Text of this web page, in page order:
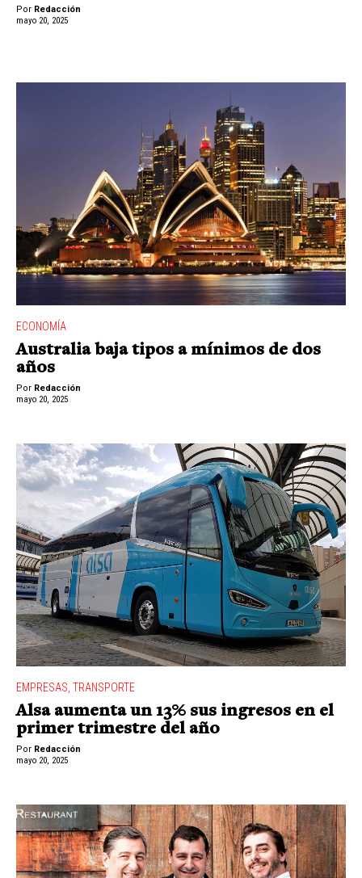
Por Redacción
mayo 20, 2025
ECONOMÍA
Australia baja tipos a mínimos de dos
años
Por Redacción
mayo 20, 2025
EMPRESAS, TRANSPORTE
Alsa aumenta un 13% sus ingresos en el
primer trimestre del año
Por Redacción
mayo 20, 2025